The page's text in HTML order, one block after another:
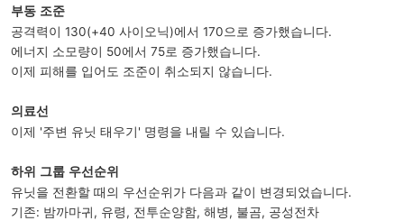
부동 조준
공격력이 130(+40 사이오닉)에서 170으로 증가했습니다.
에너지 소모량이 50에서 75로 증가했습니다.
이제 피해를 입어도 조준이 취소되지 않습니다.
의료선
이제 '주변 유닛 태우기' 명령을 내릴 수 있습니다.
하위 그룹 우선순위
유닛을 전환할 때의 우선순위가 다음과 같이 변경되었습니다.
기존: 밤까마귀, 유령, 전투순양함, 해병, 불곰, 공성전차